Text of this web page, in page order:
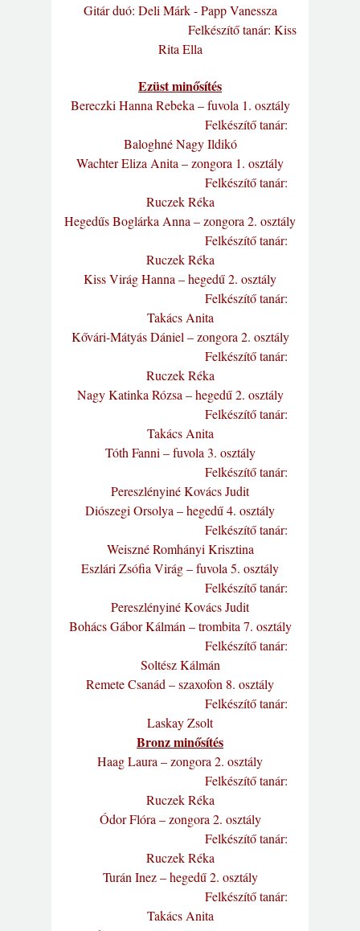
Gitár duó: Deli Márk - Papp Vanessza
Felkészítő tanár: Kiss
Rita Ella
Ezüst minősítés
Bereczki Hanna Rebeka – fuvola 1. osztály
Felkészítő tanár:
Baloghné Nagy Ildikó
Wachter Eliza Anita – zongora 1. osztály
Felkészítő tanár:
Ruczek Réka
Hegedűs Boglárka Anna – zongora 2. osztály
Felkészítő tanár:
Ruczek Réka
Kiss Virág Hanna – hegedű 2. osztály
Felkészítő tanár:
Takács Anita
Kővári-Mátyás Dániel – zongora 2. osztály
Felkészítő tanár:
Ruczek Réka
Nagy Katinka Rózsa – hegedű 2. osztály
Felkészítő tanár:
Takács Anita
Tóth Fanni – fuvola 3. osztály
Felkészítő tanár:
Pereszlényiné Kovács Judit
Diószegi Orsolya – hegedű 4. osztály
Felkészítő tanár:
Weiszné Romhányi Krisztina
Eszlári Zsófia Virág – fuvola 5. osztály
Felkészítő tanár:
Pereszlényiné Kovács Judit
Bohács Gábor Kálmán – trombita 7. osztály
Felkészítő tanár:
Soltész Kálmán
Remete Csanád – szaxofon 8. osztály
Felkészítő tanár:
Laskay Zsolt
Bronz minősítés
Haag Laura – zongora 2. osztály
Felkészítő tanár:
Ruczek Réka
Ódor Flóra – zongora 2. osztály
Felkészítő tanár:
Ruczek Réka
Turán Inez – hegedű 2. osztály
Felkészítő tanár:
Takács Anita